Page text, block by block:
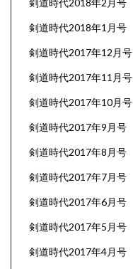
剣道時代2018年1月号
剣道時代2017年12月号
剣道時代2017年11月号
剣道時代2017年10月号
剣道時代2017年9月号
剣道時代2017年8月号
剣道時代2017年7月号
剣道時代2017年6月号
剣道時代2017年5月号
剣道時代2017年4月号